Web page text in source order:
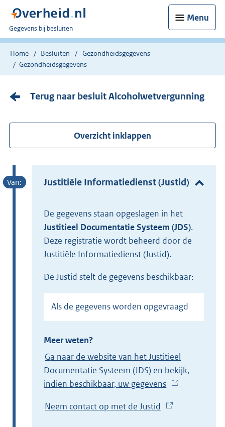
Menu
U
bent
nu
hier:
Gegevens bij besluiten
Home Besluiten
Gezondheidsgegevens
Gezondheidsgegevens
Terug naar besluit Alcoholwetvergunning
Overzicht inklappen
Justitiële Informatiedienst (Justid)
De gegevens staan opgeslagen in het
Justitieel Documentatie Systeem (JDS).
Deze registratie wordt beheerd door de
Justitiële Informatiedienst (Justid).
de Justid stelt de gegevens beschikbaar:
Als de gegevens worden opgevraagd
Meer weten?
Ga naar de website van het Justitieel
Documentatie Systeem (JDS) en bekijk,
indien beschikbaar, uw gegevens
x
Neem contact op met de Justid